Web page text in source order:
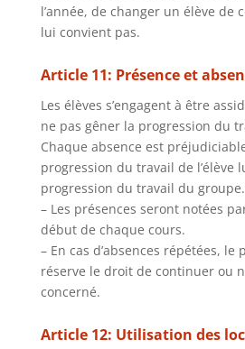
l’année, de changer un élève de
lui convient pas.
Article 11: Présence et
Les élèves s’engagent à être
ne pas gêner la progression du
Chaque absence est
progression du travail de l’élève
progression du travail du groupe.
– Les présences seront notées
début de chaque cours.
– En cas d’absences répétées, le
réserve le droit de continuer ou
concerné.
Article 12: Utilisation des